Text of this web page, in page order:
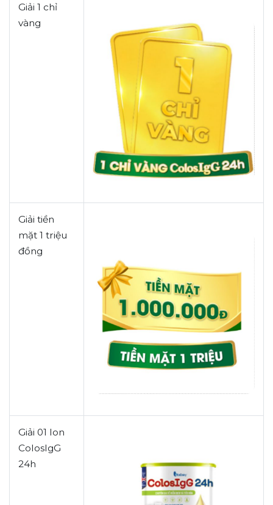
Giải 1 chỉ
vàng
Giải tiền
mặt 1 triệu
đồng
Giải 01 lon
ColosIgG
24h